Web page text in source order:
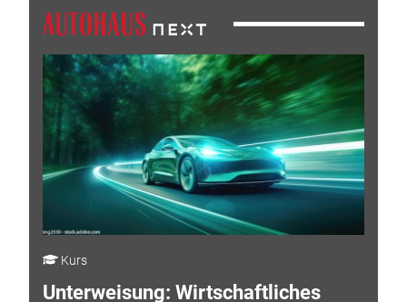
Kurs
Unterweisung: Wirtschaftliches